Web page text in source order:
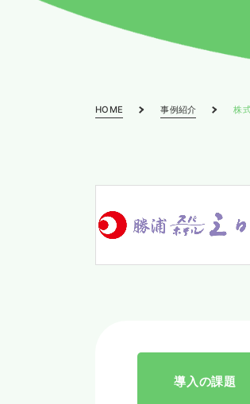
HOME 事例紹介 株
導入の課題